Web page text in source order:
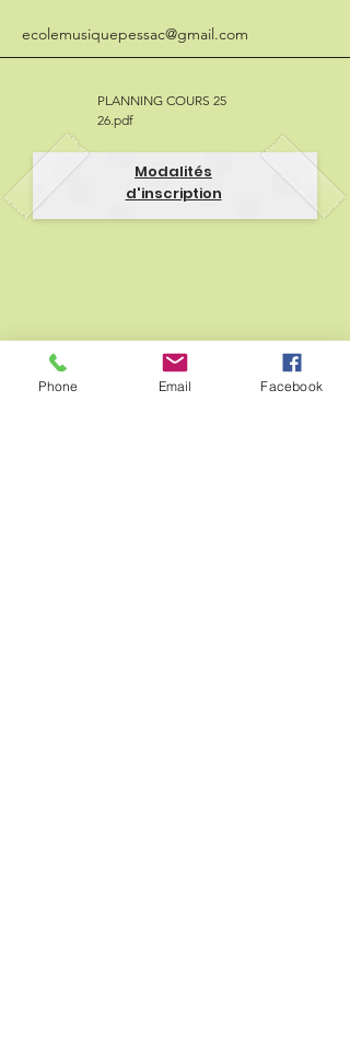
ecolemusiquepessac@gmail.com
PLANNING COURS 25
26.pdf
Modalités
d'inscription
Phone Email Facebook